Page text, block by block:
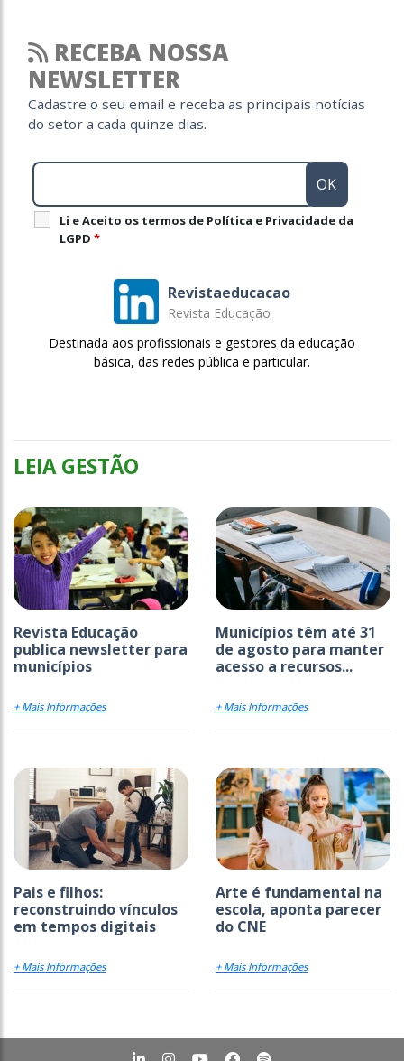
RECEBA NOSSA
NEWSLETTER
Cadastre o seu email e receba as principais notícias
do setor a cada quinze dias.
Li e Aceito os termos de Política e Privacidade da
LGPD *
Revistaeducacao
Revista Educação
Destinada aos profissionais e gestores da educação
básica, das redes pública e particular.
LEIA GESTÃO
Revista Educação
publica newsletter para
municípios
+ Mais Informações
Municípios têm até 31
de agosto para manter
acesso a recursos...
+ Mais Informações
Pais e filhos:
reconstruindo vínculos
em tempos digitais
+ Mais Informações
Arte é fundamental na
escola, aponta parecer
do CNE
+ Mais Informações